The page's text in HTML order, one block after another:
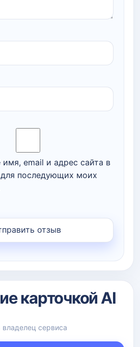
email и адрес сайта в
последующих моих
карточкой AI
сервиса